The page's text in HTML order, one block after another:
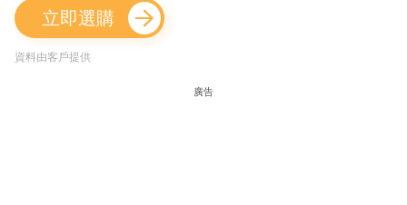
立即選購
資料由客戶提供
廣告